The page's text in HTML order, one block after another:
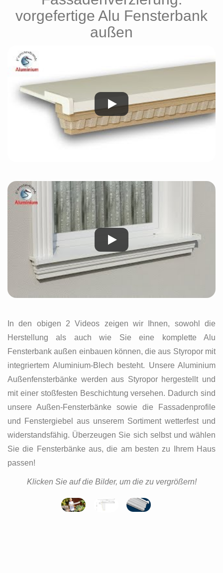
vorgefertige Alu Fensterbank
außen
In den obigen 2 Videos zeigen wir Ihnen, sowohl die
Herstellung als auch wie Sie eine komplette Alu
Fensterbank außen einbauen können, die aus Styropor mit
integriertem Aluminium-Blech besteht. Unsere Aluminium
Außenfensterbänke werden aus Styropor hergestellt und
mit einer stoßfesten Beschichtung versehen. Dadurch sind
unsere Außen-Fensterbänke sowie die Fassadenprofile
und Fenstergiebel aus unserem Sortiment wetterfest und
widerstandsfähig. Überzeugen Sie sich selbst und wählen
Sie die Fensterbänke aus, die am besten zu Ihrem Haus
passen!
Klicken Sie auf die Bilder, um die zu vergrößern!